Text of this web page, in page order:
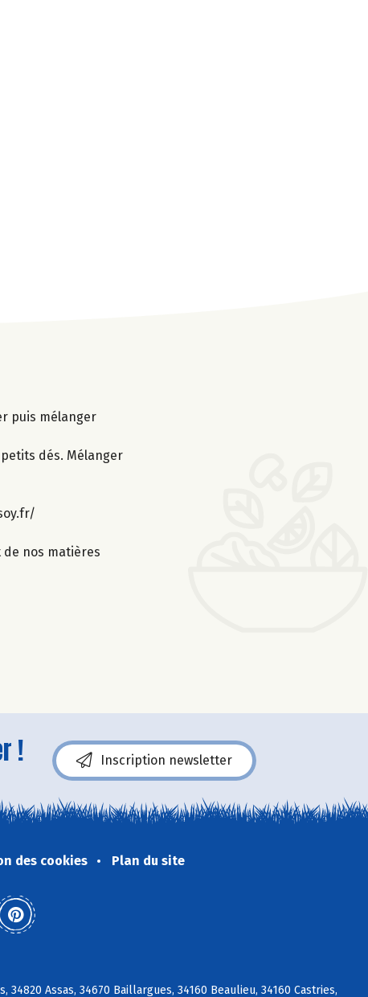
puis mélanger
dés. Mélanger
de nos matières
! Inscription newsletter
des cookies Plan du site
Assas, 34670 Baillargues, 34160 Beaulieu, 34160 Castries,